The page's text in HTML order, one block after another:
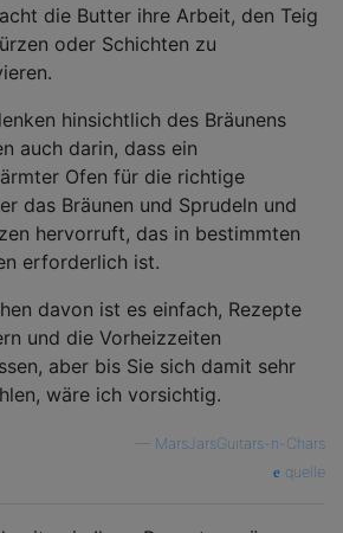
die Butter ihre Arbeit, den Teig
oder Schichten zu
hinsichtlich des Bräunens
auch darin, dass ein
Ofen für die richtige
das Bräunen und Sprudeln und
hervorruft, das in bestimmten
erforderlich ist.
davon ist es einfach, Rezepte
und die Vorheizzeiten
aber bis Sie sich damit sehr
wäre ich vorsichtig.
MarsJarsGuitars-n-Chars
quelle